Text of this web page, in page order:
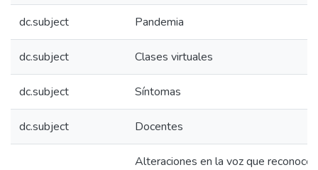
dc.subject Pandemia
dc.subject Clases virtuales
dc.subject Síntomas
dc.subject Docentes
Alteraciones en la voz que